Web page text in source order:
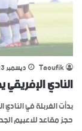
Taoufik ديسمبر 23, 2025
النادي
بدأت الغربلة في
حجز مقاعد للاعبيم